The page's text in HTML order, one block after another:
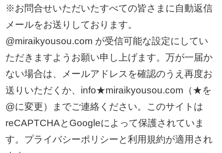
※お問合せいただいたすべての皆さまに自動返信
メールをお送りしております。
@miraikyousou.com が受信可能な設定にしてい
ただきますようお願い申し上げます。万が一届か
ない場合は、メールアドレスを確認のうえ再度お
送りいただくか、info★miraikyousou.com（★を
@に変更）までご連絡ください。このサイトは
reCAPTCHAとGoogleによって保護されていま
す。 プライバシーポリシーと利用規約が適用され